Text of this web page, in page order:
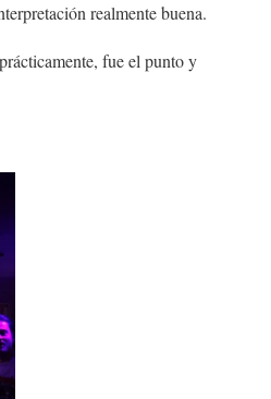
realmente buena.
fue el punto y